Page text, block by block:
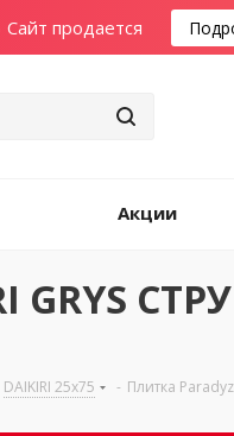
Сайт продается
Акции
DAIKIRI 25х75 - Плитка